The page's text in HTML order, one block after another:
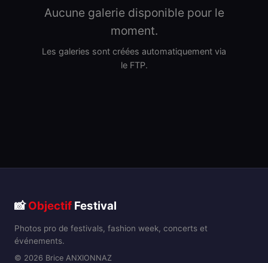
Aucune galerie disponible pour le
moment.
Les galeries sont créées automatiquement via
le FTP.
📸Objectif Festival
Photos pro de festivals, fashion week, concerts et
événements.
© 2026 Brice ANXIONNAZ